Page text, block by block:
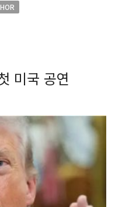
미국 공연